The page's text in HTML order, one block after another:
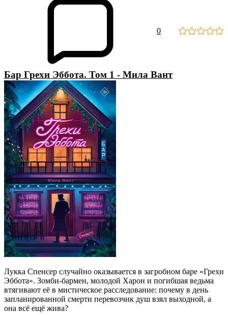
0
Бар Грехи Эббота. Том 1 - Мила Вант
Лукка Спенсер случайно оказывается в загробном баре «Грехи
Эббота». Зомби-бармен, молодой Харон и погибшая ведьма
втягивают её в мистическое расследование: почему в день
запланированной смерти перевозчик душ взял выходной, а
она всё ещё жива?